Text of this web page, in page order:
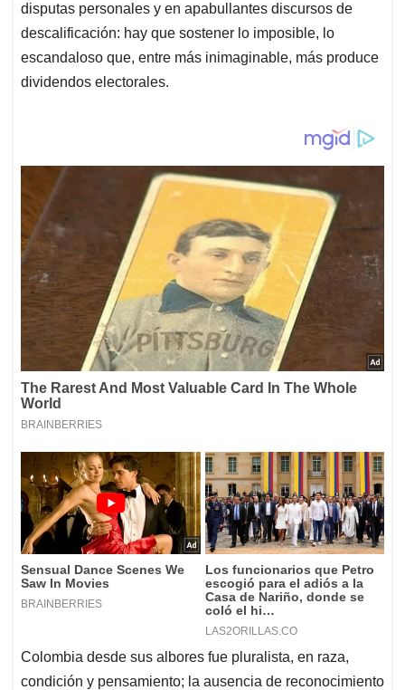
disputas personales y en apabullantes discursos de
descalificación: hay que sostener lo imposible, lo
escandaloso que, entre más inimaginable, más produce
dividendos electorales.
Colombia desde sus albores fue pluralista, en raza,
condición y pensamiento; la ausencia de reconocimiento